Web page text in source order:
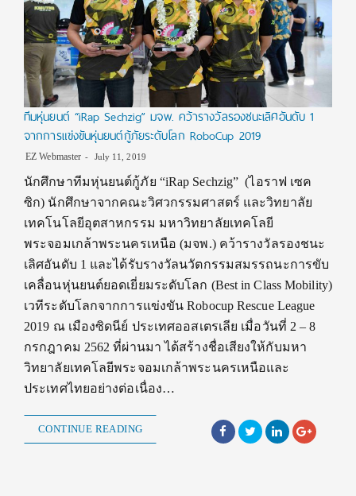
ทีมหุ่นยนต์ “iRap Sechzig” มจพ. คว้ารางวัลรองชนะเลิศอันดับ 1
จากการแข่งขันหุ่นยนต์กู้ภัยระดับโลก RoboCup 2019
EZ Webmaster July 11, 2019
นักศึกษาทีมหุ่นยนต์กู้ภัย “iRap Sechzig” (ไอราฟ เซค
ซิก) นักศึกษาจากคณะวิศวกรรมศาสตร์ และวิทยาลัย
เทคโนโลยีอุตสาหกรรม มหาวิทยาลัยเทคโลยี
พระจอมเกล้าพระนครเหนือ (มจพ.) คว้ารางวัลรองชนะ
เลิศอันดับ 1 และได้รับรางวัลนวัตกรรมสมรรถนะการขับ
เคลื่อนหุ่นยนต์ยอดเยี่ยมระดับโลก (Best in Class Mobility)
เวทีระดับโลกจากการแข่งขัน Robocup Rescue League
2019 ณ เมืองซิดนีย์ ประเทศออสเตรเลีย เมื่อวันที่ 2 – 8
กรกฎาคม 2562 ที่ผ่านมา ได้สร้างชื่อเสียงให้กับมหา
วิทยาลัยเทคโลยีพระจอมเกล้าพระนครเหนือและ
ประเทศไทยอย่างต่อเนื่อง…
CONTINUE READING